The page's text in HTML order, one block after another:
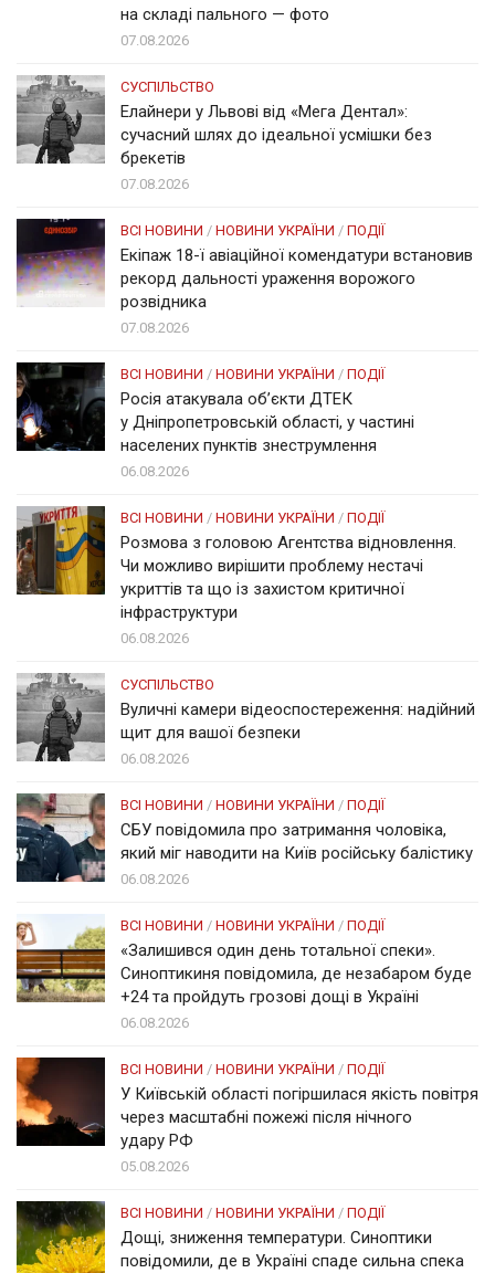
на складі пального — фото
07.08.2026
СУСПІЛЬСТВО
Елайнери у Львові від «Мега Дентал»:
сучасний шлях до ідеальної усмішки без
брекетів
07.08.2026
ВСІ НОВИНИ / НОВИНИ УКРАЇНИ / ПОДІЇ
Екіпаж 18-ї авіаційної комендатури встановив
рекорд дальності ураження ворожого
розвідника
07.08.2026
ВСІ НОВИНИ / НОВИНИ УКРАЇНИ / ПОДІЇ
Росія атакувала об’єкти ДТЕК
у Дніпропетровській області, у частині
населених пунктів знеструмлення
06.08.2026
ВСІ НОВИНИ / НОВИНИ УКРАЇНИ / ПОДІЇ
Розмова з головою Агентства відновлення.
Чи можливо вирішити проблему нестачі
укриттів та що із захистом критичної
інфраструктури
06.08.2026
СУСПІЛЬСТВО
Вуличні камери відеоспостереження: надійний
щит для вашої безпеки
06.08.2026
ВСІ НОВИНИ / НОВИНИ УКРАЇНИ / ПОДІЇ
СБУ повідомила про затримання чоловіка,
який міг наводити на Київ російську балістику
06.08.2026
ВСІ НОВИНИ / НОВИНИ УКРАЇНИ / ПОДІЇ
«Залишився один день тотальної спеки».
Синоптикиня повідомила, де незабаром буде
+24 та пройдуть грозові дощі в Україні
06.08.2026
ВСІ НОВИНИ / НОВИНИ УКРАЇНИ / ПОДІЇ
У Київській області погіршилася якість повітря
через масштабні пожежі після нічного
удару РФ
05.08.2026
ВСІ НОВИНИ / НОВИНИ УКРАЇНИ / ПОДІЇ
Дощі, зниження температури. Синоптики
повідомили, де в Україні спаде сильна спека